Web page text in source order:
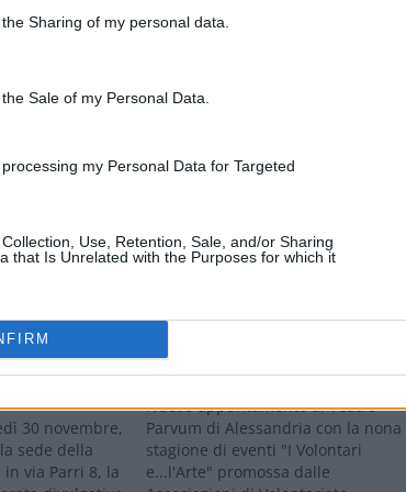
Sharing of my personal data.
Sale of my Personal Data.
my Personal Data for Targeted
Use, Retention, Sale, and/or Sharing
that Is Unrelated with the Purposes for which it
sulla
30 novembre,
sede della
in via Parri 8, la
incontro per educare alla positività
Nuovo appuntamento al Teatro
Parvum di Alessandria con la nona
stagione di eventi "I Volontari
e...l'Arte" promossa dalle